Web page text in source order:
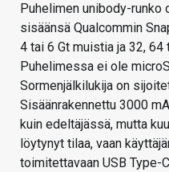
Puhelimen unibody-runko
sisäänsä Qualcommin
4 tai 6 Gt muistia ja 32, 64
Puhelimessa ei ole
Sormenjälkilukija on
Sisäänrakennettu 3000
kuin edeltäjässä, mutta
löytynyt tilaa, vaan
toimitettavaan USB Type-